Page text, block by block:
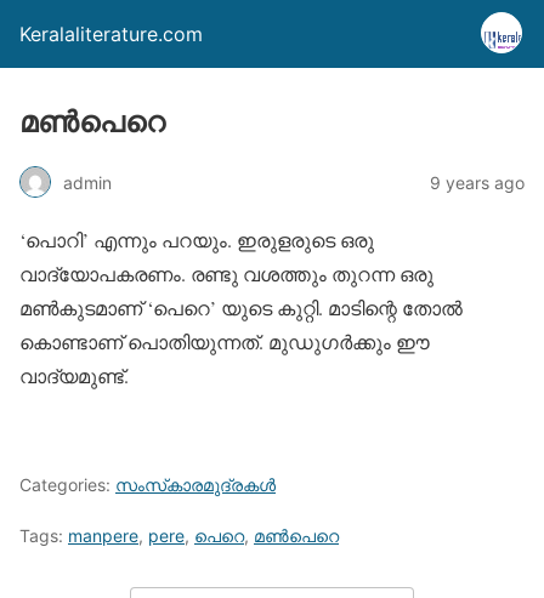
Keralaliterature.com
മണ്‍പെറെ
admin 9 years ago
‘പൊറി’ എന്നും പറയും. ഇരുളരുടെ ഒരു
വാദ്യോപകരണം. രണ്ടു വശത്തും തുറന്ന ഒരു
മണ്‍കുടമാണ് ‘പെറെ’ യുടെ കുറ്റി. മാടിന്റെ തോല്‍
കൊണ്ടാണ് പൊതിയുന്നത്. മുഡുഗര്‍ക്കും ഈ
വാദ്യമുണ്ട്.
Categories: സംസ്‌കാരമുദ്രകള്‍
Tags: manpere, pere, പെറെ, മണ്‍പെറെ